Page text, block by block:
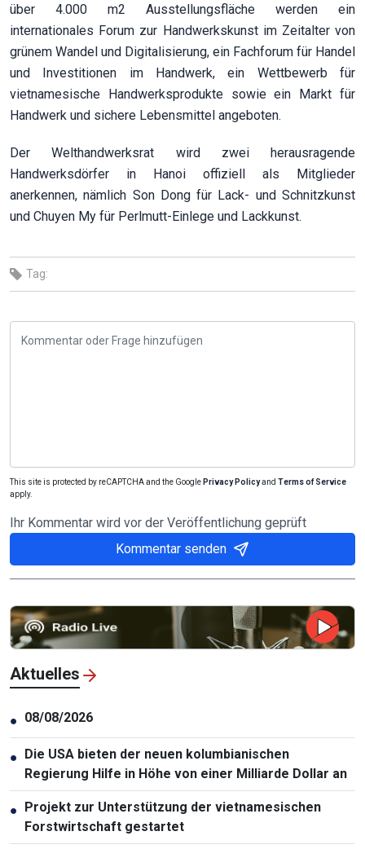
über 4.000 m2 Ausstellungsfläche werden ein
internationales Forum zur Handwerkskunst im Zeitalter von
grünem Wandel und Digitalisierung, ein Fachforum für Handel
und Investitionen im Handwerk, ein Wettbewerb für
vietnamesische Handwerksprodukte sowie ein Markt für
Handwerk und sichere Lebensmittel angeboten.
Der Welthandwerksrat wird zwei herausragende
Handwerksdörfer in Hanoi offiziell als Mitglieder
anerkennen, nämlich Son Dong für Lack- und Schnitzkunst
und Chuyen My für Perlmutt-Einlege und Lackkunst.
Tag:
This site is protected by reCAPTCHA and the Google Privacy Policyand Terms of Service
apply.
Ihr Kommentar wird vor der Veröffentlichung geprüft
Kommentar senden
Aktuelles
● 08/08/2026
● Die USA bieten der neuen kolumbianischen
Regierung Hilfe in Höhe von einer Milliarde Dollar an
● Projekt zur Unterstützung der vietnamesischen
Forstwirtschaft gestartet